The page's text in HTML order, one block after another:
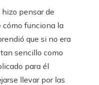
pensar de
cómo funciona la
que si no era
sencillo como
para él
llevar por las